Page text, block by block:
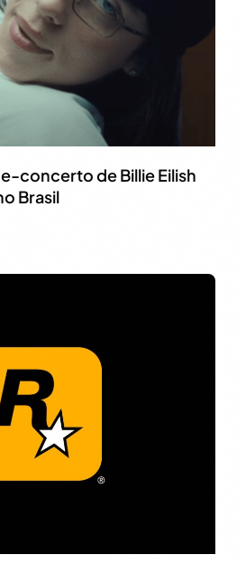
concerto de Billie Eilish
Brasil